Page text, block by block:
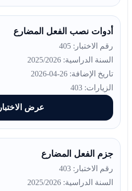
أدوات نصب الفعل المضارع
رقم الاختبار: 405
السنة الدراسية: 2025/2026
تاريخ الإضافة: 26-04-2026
الزيارات: 403
عرض الاختبار
جزم الفعل المضارع
رقم الاختبار: 403
السنة الدراسية: 2025/2026